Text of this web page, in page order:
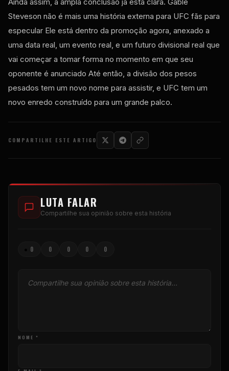
Steveson não é mais uma história externa para UFC fãs para
especular Ele está dentro da promoção agora, anexado a
uma data real, um evento real, e um futuro divisional real que
vai começar a tomar forma no momento em que seu
oponente é anunciado Até então, a divisão dos pesos
pesados tem um novo nome para assistir, e UFC tem um
novo enredo construído para um grande palco.
COMPARTILHE ESTE ARTIGO
LUTA FALAR
Compartilhe sua opinião sobre esta história
0 0 0 0 0
NOME *